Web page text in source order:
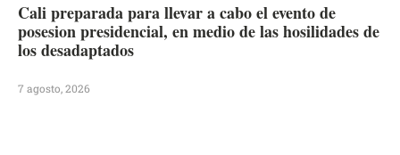
Cali preparada para llevar a cabo el evento de
posesion presidencial, en medio de las hosilidades de
los desadaptados
7 agosto, 2026